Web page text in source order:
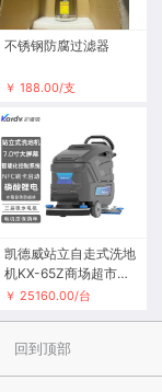
不锈钢防腐过滤器
￥ 188.00/支
凯德威站立自走式洗地
机KX-65Z商场超市工
商业清洁用多功能
￥ 25160.00/台
回到顶部